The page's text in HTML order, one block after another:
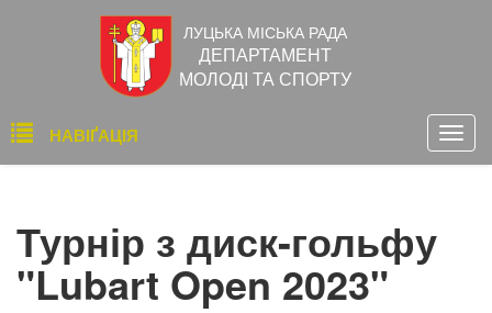
ЛУЦЬКА МІСЬКА РАДА
ДЕПАРТАМЕНТ
МОЛОДІ ТА СПОРТУ
Основна
навіґація
НАВІҐАЦІЯ
Турнір з диск-гольфу
"Lubart Open 2023"